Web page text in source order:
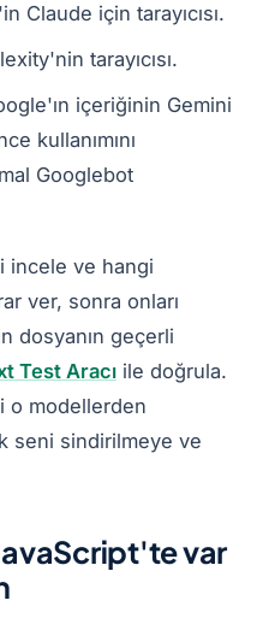
Claude için tarayıcısı.
tarayıcısı.
içeriğinin Gemini
kullanımını
Googlebot
incele ve hangi
ver, sonra onları
dosyanın geçerli
Test Aracı ile doğrula.
o modellerden
seni sindirilmeye ve
var